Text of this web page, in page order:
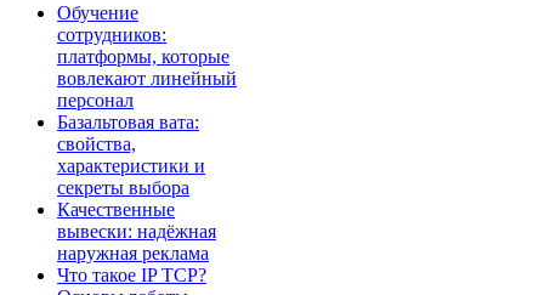
Обучение
сотрудников:
платформы, которые
вовлекают линейный
персонал
Базальтовая вата:
свойства,
характеристики и
секреты выбора
Качественные
вывески: надёжная
наружная реклама
Что такое IP TCP?